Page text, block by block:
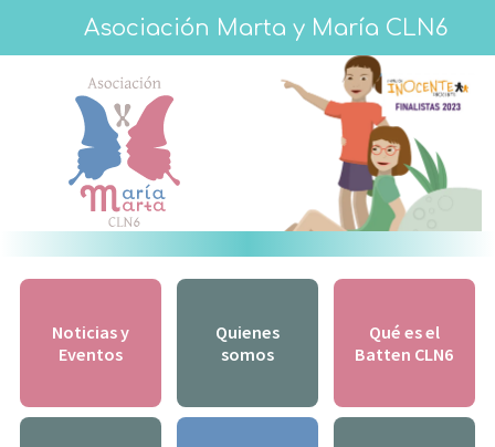
Asociación Marta y María CLN6
Noticias y
Eventos
Quienes
somos
Qué es el
Batten CLN6